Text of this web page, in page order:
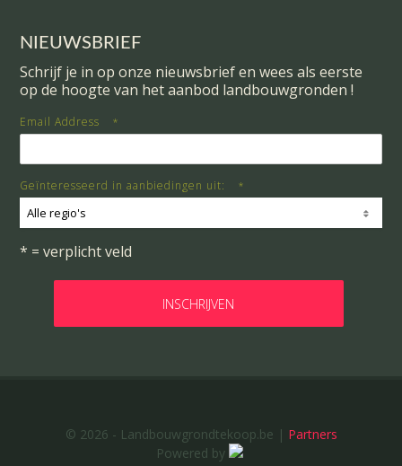
NIEUWSBRIEF
Schrijf je in op onze nieuwsbrief en wees als eerste
op de hoogte van het aanbod landbouwgronden !
Email Address *
Geïnteresseerd in aanbiedingen uit: *
Alle regio's
* = verplicht veld
© 2026 - Landbouwgrondtekoop.be | Partners
Powered by